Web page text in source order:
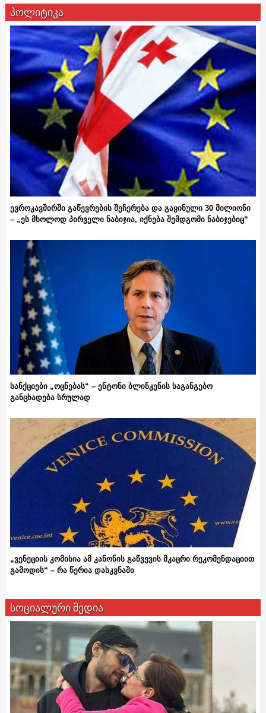
პოლიტიკა
ევროკავშირში გაწევრების შეჩერება და გაყინული 30 მილიონი
– „ეს მხოლოდ პირველი ნაბიჯია, იქნება შემდგომი ნაბიჯებიც“
სანქციები „ოცნებას“ – ენტონი ბლინკენის საგანგებო
განცხადება სრულად
„ვენეციის კომისია ამ კანონის გაწვევის მკაცრი რეკომენდაციით
გამოდის“ – რა წერია დასკვნაში
სოციალური მედია